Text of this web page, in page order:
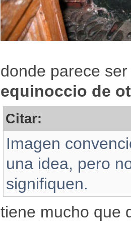
donde parece
equinoccio de
Citar:
Imagen
una idea, pero
signifiquen.
tiene mucho que